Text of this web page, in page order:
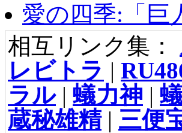
愛の四季:「巨
相互リンク集：
レビトラ |
ラル| 蟻力神 |
蔵秘雄精| 三便